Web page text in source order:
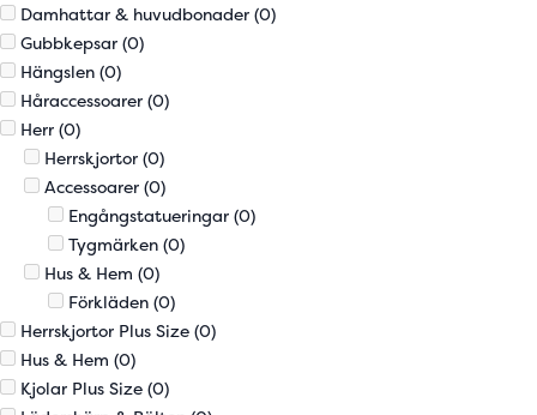
Damhattar & huvudbonader (0)
Gubbkepsar (0)
Hängslen (0)
Håraccessoarer (0)
Herr (0)
Herrskjortor (0)
Accessoarer (0)
Engångstatueringar (0)
Tygmärken (0)
Hus & Hem (0)
Förkläden (0)
Herrskjortor Plus Size (0)
Hus & Hem (0)
Kjolar Plus Size (0)